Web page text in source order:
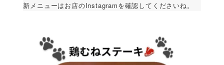
新メニューはお店のInstagramを確認してくださいね。